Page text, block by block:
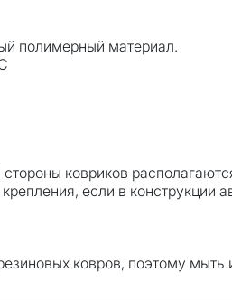
полимерный материал.
ковриков
если в конструкции
ковров, поэтому